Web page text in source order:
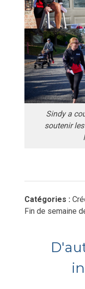
Sindy a
soutenir
Catégories :
Fin de semaine